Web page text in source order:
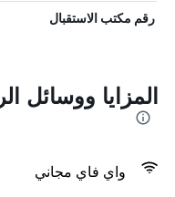
رقم مكتب الاستقبال
المزايا ووسائل
واي فاي مجاني